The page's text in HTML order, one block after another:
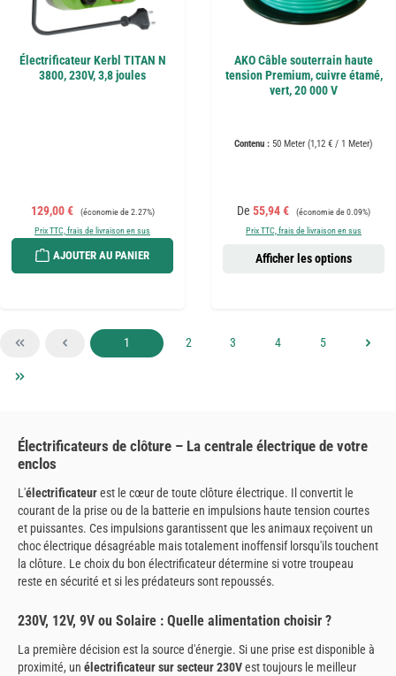
Électrificateur Kerbl TITAN N
3800, 230V, 3,8 joules
Prix de vente :
129,00 € Prix régulier :
(économie de 2.27%)
Prix TTC, frais de livraison en sus
AJOUTER AU PANIER
AKO Câble souterrain haute
tension Premium, cuivre étamé,
vert, 20 000 V
Contenu : 50 Meter (1,12 € / 1 Meter)
Prix de vente :
De 55,94 € Prix régulier :
(économie de 0.09%)
Prix TTC, frais de livraison en sus
Afficher les options
Page
1 Page
2 Page
3 Page
4 Page
5
Électrificateurs de clôture – La centrale électrique de votre
enclos
L'électrificateurest le cœur de toute clôture électrique. Il convertit le
courant de la prise ou de la batterie en impulsions haute tension courtes
et puissantes. Ces impulsions garantissent que les animaux reçoivent un
choc électrique désagréable mais totalement inoffensif lorsqu'ils touchent
la clôture. Le choix du bon électrificateur détermine si votre troupeau
reste en sécurité et si les prédateurs sont repoussés.
230V, 12V, 9V ou Solaire : Quelle alimentation choisir ?
La première décision est la source d'énergie. Si une prise est disponible à
proximité, un électrificateur sur secteur 230Vest toujours le meilleur